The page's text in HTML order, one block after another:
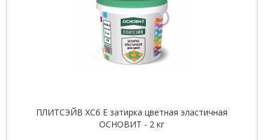
ПЛИТСЭЙВ XC6 E затирка цветная эластичная
ОСНОВИТ - 2 кг